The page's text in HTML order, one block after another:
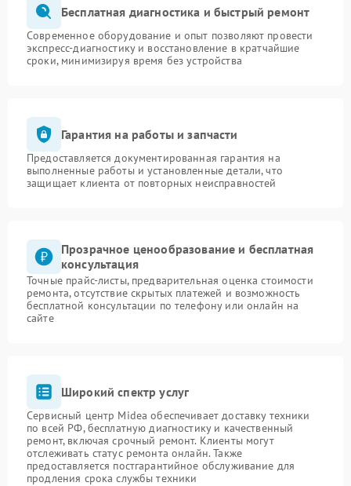
Бесплатная диагностика и быстрый ремонт
Современное оборудование и опыт позволяют провести
экспресс-диагностику и восстановление в кратчайшие
сроки, минимизируя время без устройства
Гарантия на работы и запчасти
Предоставляется документированная гарантия на
выполненные работы и установленные детали, что
защищает клиента от повторных неисправностей
Прозрачное ценообразование и бесплатная
консультация
Точные прайс-листы, предварительная оценка стоимости
ремонта, отсутствие скрытых платежей и возможность
бесплатной консультации по телефону или онлайн на
сайте
Широкий спектр услуг
Сервисный центр Midea обеспечивает доставку техники
по всей РФ, бесплатную диагностику и качественный
ремонт, включая срочный ремонт. Клиенты могут
отслеживать статус ремонта онлайн. Также
предоставляется постгарантийное обслуживание для
продления срока службы техники